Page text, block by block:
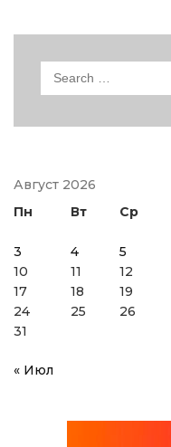
Search
Август 2026
Пн
Вт Ср
3
4 5
10
11 12
17
18 19
24
25 26
31
« Июл